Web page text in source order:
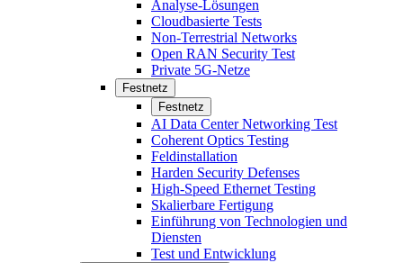
Analyse-Lösungen
Cloudbasierte Tests
Non-Terrestrial Networks
Open RAN Security Test
Private 5G-Netze
Festnetz
Festnetz
AI Data Center Networking Test
Coherent Optics Testing
Feldinstallation
Harden Security Defenses
High-Speed Ethernet Testing
Skalierbare Fertigung
Einführung von Technologien und
Diensten
Test und Entwicklung